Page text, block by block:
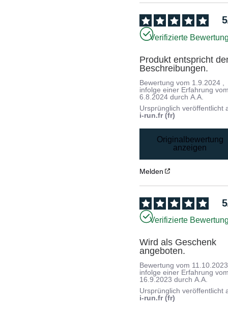
5
Verifizierte
Produkt entspricht
Beschreibungen.
Bewertung vom 1.9.2024
infolge einer Erfahrung
6.8.2024 durchA.A.
Ursprünglich veröffentlicht
i-run.fr (fr)
Originalbewertung
anzeigen
Melden
5
Verifizierte
Wird als Geschenk
angeboten.
Bewertung vom 11.10.2023
infolge einer Erfahrung
16.9.2023 durchA.A.
Ursprünglich veröffentlicht
i-run.fr (fr)